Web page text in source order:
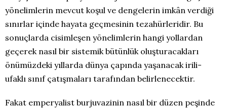
yönelimlerin mevcut koşul ve dengelerin imkân verdiği
sınırlar içinde hayata geçmesinin tezahürleridir. Bu
sonuçlarda cisimleşen yönelimlerin hangi yollardan
geçerek nasıl bir sistemik bütünlük oluşturacakları
önümüzdeki yıllarda dünya çapında yaşanacak irili-
ufaklı sınıf çatışmaları tarafından belirlenecektir.
Fakat emperyalist burjuvazinin nasıl bir düzen peşinde